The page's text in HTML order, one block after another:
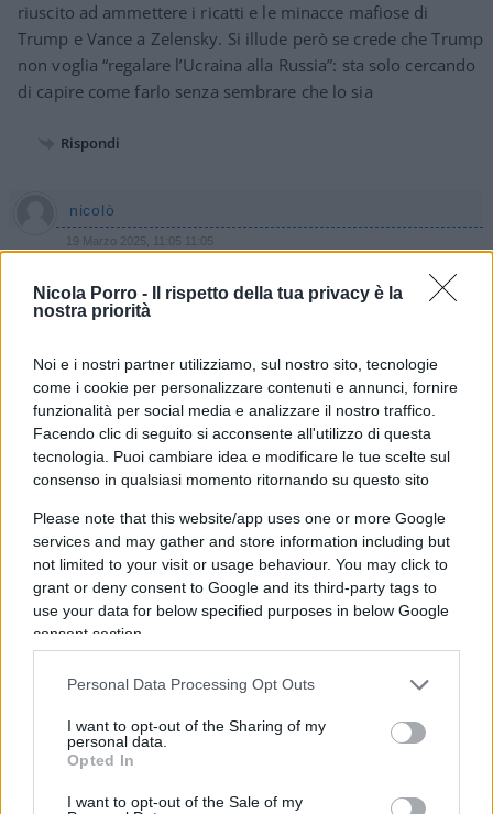
Nicola Porro -
Il rispetto della tua privacy è la
nostra priorità
Noi e i nostri partner utilizziamo, sul nostro sito, tecnologie
come i cookie per personalizzare contenuti e annunci, fornire
funzionalità per social media e analizzare il nostro traffico.
Facendo clic di seguito si acconsente all'utilizzo di questa
tecnologia. Puoi cambiare idea e modificare le tue scelte sul
consenso in qualsiasi momento ritornando su questo sito
Please note that this website/app uses one or more Google
services and may gather and store information including but
not limited to your visit or usage behaviour. You may click to
grant or deny consent to Google and its third-party tags to
use your data for below specified purposes in below Google
consent section.
Personal Data Processing Opt Outs
I want to opt-out of the Sharing of my
personal data.
Opted In
I want to opt-out of the Sale of my
riuscito ad ammettere i ricatti e le minacce mafiose di
Trump e Vance a Zelensky. Si illude però se crede che Trump
non voglia “regalare l’Ucraina alla Russia”: sta solo cercando
di capire come farlo senza sembrare che lo sia
Rispondi
nicolò
19 Marzo 2025, 11:05 11:05
A Napoli direbbero che stammo facendo ammuina
Stefan0
19 Marzo 2025, 10:46 10:46
In pratica gli ha gli ha chiesto la resa incondizionata, cosi’
pappiamo tutto
Rispondi
19 Marzo 2025, 10:33 10:33
Alla fine la montagna ha partorito il topolino. Io credo che
purtroppo Trump non abbia alcun interesse per l’Ucraina, e
anche per l’Europa, e che il suo unico scopo sia quello di
distaccare la Russia dall’orbita cinese. Per questo è disposto